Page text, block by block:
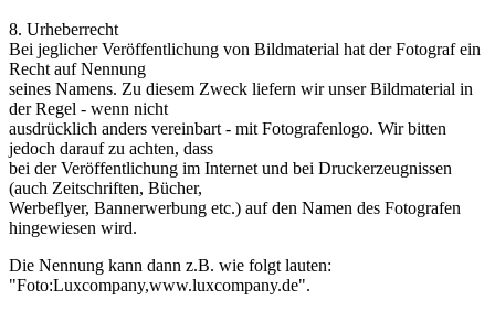
8. Urheberrecht
Bei jeglicher Veröffentlichung von Bildmaterial hat der Fotograf ein
Recht auf Nennung
seines Namens. Zu diesem Zweck liefern wir unser Bildmaterial in
der Regel - wenn nicht
ausdrücklich anders vereinbart - mit Fotografenlogo. Wir bitten
jedoch darauf zu achten, dass
bei der Veröffentlichung im Internet und bei Druckerzeugnissen
(auch Zeitschriften, Bücher,
Werbeflyer, Bannerwerbung etc.) auf den Namen des Fotografen
hingewiesen wird.
Die Nennung kann dann z.B. wie folgt lauten:
"Foto:Luxcompany,www.luxcompany.de".